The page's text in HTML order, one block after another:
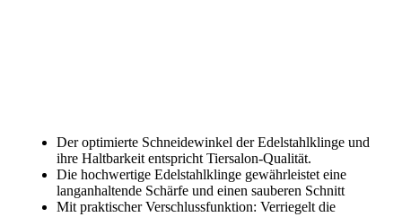
Deroptimierte Schneidewinkel der Edelstahlklinge und
ihre Haltbarkeit entspricht Tiersalon-Qualität.
Die hochwertige Edelstahlklinge gewährleistet eine
langanhaltende Schärfe und einen sauberen Schnitt
Mit praktischerVerschlussfunktion: Verriegelt die